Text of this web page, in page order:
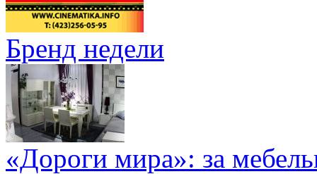
Бренд недели
«Дороги мира»: за